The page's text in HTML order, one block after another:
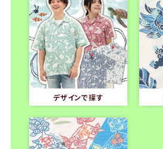
デザインで探す